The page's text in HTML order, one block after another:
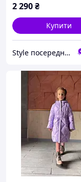
2 290₴
Купити
Style посередник Taobao